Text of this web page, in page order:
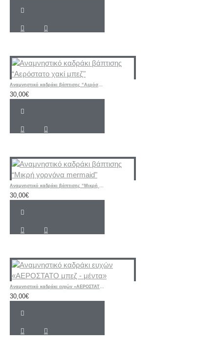
30,00€
30,00€
30,00€